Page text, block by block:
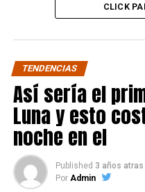
CLICK
TENDENCIAS
Así sería el
Luna y esto
noche en el
Published 3 años atras
Por Admin